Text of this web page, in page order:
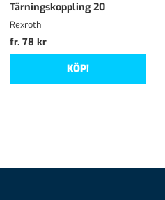
Tärningskoppling 20
Rexroth
fr. 78 kr
KÖP!